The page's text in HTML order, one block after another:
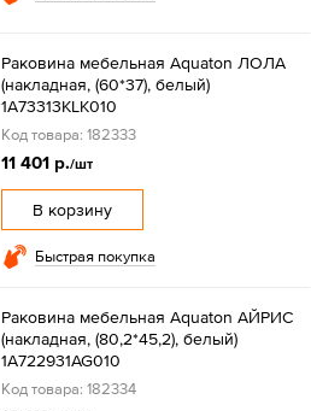
Раковина мебельная Aquaton ЛОЛА
(накладная, (60*37), белый)
1A73313KLK010
Код товара: 182333
11 401 р./шт
В корзину
Быстрая покупка
Раковина мебельная Aquaton АЙРИС
(накладная, (80,2*45,2), белый)
1A722931AG010
Код товара: 182334